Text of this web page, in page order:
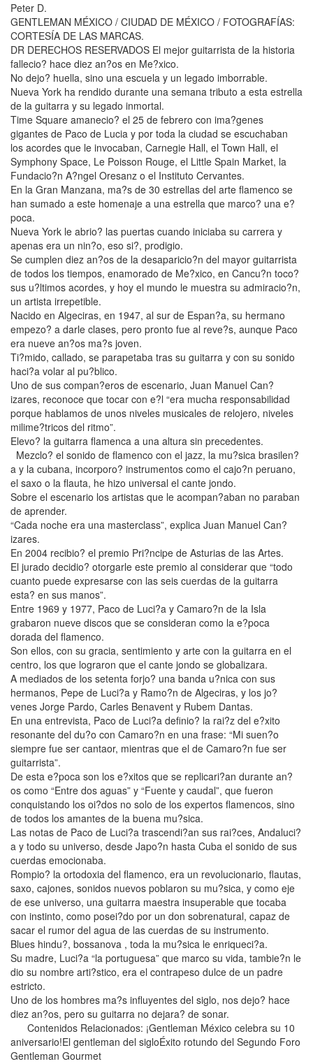
Peter D.
GENTLEMAN MÉXICO / CIUDAD DE MÉXICO / FOTOGRAFÍAS:
CORTESÍA DE LAS MARCAS.
DR DERECHOS RESERVADOS El mejor guitarrista de la historia
fallecio? hace diez an?os en Me?xico.
No dejo? huella, sino una escuela y un legado imborrable.
Nueva York ha rendido durante una semana tributo a esta estrella
de la guitarra y su legado inmortal.
Time Square amanecio? el 25 de febrero con ima?genes
gigantes de Paco de Lucia y por toda la ciudad se escuchaban
los acordes que le invocaban, Carnegie Hall, el Town Hall, el
Symphony Space, Le Poisson Rouge, el Little Spain Market, la
Fundacio?n A?ngel Oresanz o el Instituto Cervantes.
En la Gran Manzana, ma?s de 30 estrellas del arte flamenco se
han sumado a este homenaje a una estrella que marco? una e?
poca.
Nueva York le abrio? las puertas cuando iniciaba su carrera y
apenas era un nin?o, eso si?, prodigio.
Se cumplen diez an?os de la desaparicio?n del mayor guitarrista
de todos los tiempos, enamorado de Me?xico, en Cancu?n toco?
sus u?ltimos acordes, y hoy el mundo le muestra su admiracio?n,
un artista irrepetible.
Nacido en Algeciras, en 1947, al sur de Espan?a, su hermano
empezo? a darle clases, pero pronto fue al reve?s, aunque Paco
era nueve an?os ma?s joven.
Ti?mido, callado, se parapetaba tras su guitarra y con su sonido
haci?a volar al pu?blico.
Uno de sus compan?eros de escenario, Juan Manuel Can?
izares, reconoce que tocar con e?l “era mucha responsabilidad
porque hablamos de unos niveles musicales de relojero, niveles
milime?tricos del ritmo”.
Elevo? la guitarra flamenca a una altura sin precedentes.
Mezclo? el sonido de flamenco con el jazz, la mu?sica brasilen?
a y la cubana, incorporo? instrumentos como el cajo?n peruano,
el saxo o la flauta, he hizo universal el cante jondo.
Sobre el escenario los artistas que le acompan?aban no paraban
de aprender.
“Cada noche era una masterclass”, explica Juan Manuel Can?
izares.
En 2004 recibio? el premio Pri?ncipe de Asturias de las Artes.
El jurado decidio? otorgarle este premio al considerar que “todo
cuanto puede expresarse con las seis cuerdas de la guitarra
esta? en sus manos”.
Entre 1969 y 1977, Paco de Luci?a y Camaro?n de la Isla
grabaron nueve discos que se consideran como la e?poca
dorada del flamenco.
Son ellos, con su gracia, sentimiento y arte con la guitarra en el
centro, los que lograron que el cante jondo se globalizara.
A mediados de los setenta forjo? una banda u?nica con sus
hermanos, Pepe de Luci?a y Ramo?n de Algeciras, y los jo?
venes Jorge Pardo, Carles Benavent y Rubem Dantas.
En una entrevista, Paco de Luci?a definio? la rai?z del e?xito
resonante del du?o con Camaro?n en una frase: “Mi suen?o
siempre fue ser cantaor, mientras que el de Camaro?n fue ser
guitarrista”.
De esta e?poca son los e?xitos que se replicari?an durante an?
os como “Entre dos aguas” y “Fuente y caudal”, que fueron
conquistando los oi?dos no solo de los expertos flamencos, sino
de todos los amantes de la buena mu?sica.
Las notas de Paco de Luci?a trascendi?an sus rai?ces, Andaluci?
a y todo su universo, desde Japo?n hasta Cuba el sonido de sus
cuerdas emocionaba.
Rompio? la ortodoxia del flamenco, era un revolucionario, flautas,
saxo, cajones, sonidos nuevos poblaron su mu?sica, y como eje
de ese universo, una guitarra maestra insuperable que tocaba
con instinto, como posei?do por un don sobrenatural, capaz de
sacar el rumor del agua de las cuerdas de su instrumento.
Blues hindu?, bossanova , toda la mu?sica le enriqueci?a.
Su madre, Luci?a “la portuguesa” que marco su vida, tambie?n le
dio su nombre arti?stico, era el contrapeso dulce de un padre
estricto.
Uno de los hombres ma?s influyentes del siglo, nos dejo? hace
diez an?os, pero su guitarra no dejara? de sonar.
Contenidos Relacionados: ¡Gentleman México celebra su 10
aniversario!El gentleman del sigloÉxito rotundo del Segundo Foro
Gentleman Gourmet